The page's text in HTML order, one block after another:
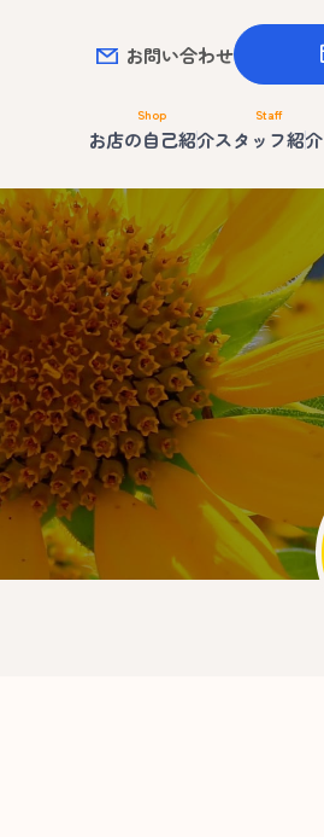
お問い合わせ
Shop
お店の自己紹介
Staff
スタッフ紹介